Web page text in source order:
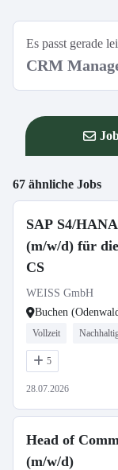
Es passt gerade
CRM
67 ähnliche Jobs
SAP S4/
(m/w/d) für
CS
WEISS GmbH
Buchen
Vollzeit
5
28.07.2026
Head of
(m/w/d)